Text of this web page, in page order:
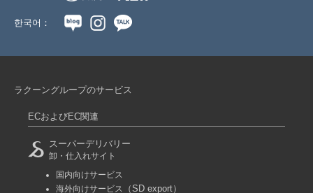
한국어：
ラクーングループのサービス
ECおよびEC関連
スーパーデリバリー
卸・仕入れサイト
国内向けサービス
海外向けサービス
（SD export）